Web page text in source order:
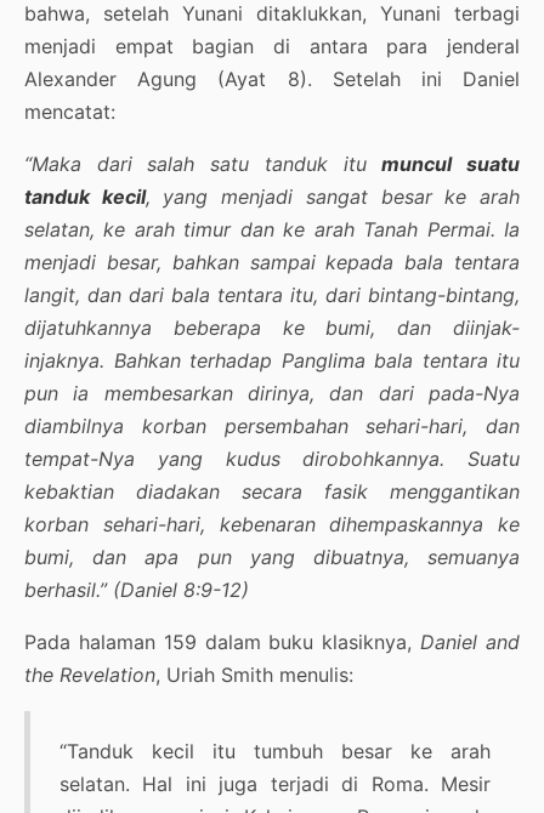
bahwa, setelah Yunani ditaklukkan, Yunani terbagi
menjadi empat bagian di antara para jenderal
Alexander Agung (Ayat 8). Setelah ini Daniel
mencatat:
“Maka dari salah satu tanduk itumuncul suatu
tanduk kecil, yang menjadi sangat besar ke arah
selatan, ke arah timur dan ke arah Tanah Permai. Ia
menjadi besar, bahkan sampai kepada bala tentara
langit, dan dari bala tentara itu, dari bintang-bintang,
dijatuhkannya beberapa ke bumi, dan diinjak-
injaknya. Bahkan terhadap Panglima bala tentara itu
pun ia membesarkan dirinya, dan dari pada-Nya
diambilnya korban persembahan sehari-hari, dan
tempat-Nya yang kudus dirobohkannya. Suatu
kebaktian diadakan secara fasik menggantikan
korban sehari-hari, kebenaran dihempaskannya ke
bumi, dan apa pun yang dibuatnya, semuanya
berhasil.” (Daniel 8:9-12)
Pada halaman 159 dalam buku klasiknya,Daniel and
the Revelation, Uriah Smith menulis:
“Tanduk kecil itu tumbuh besar ke arah
selatan. Hal ini juga terjadi di Roma. Mesir